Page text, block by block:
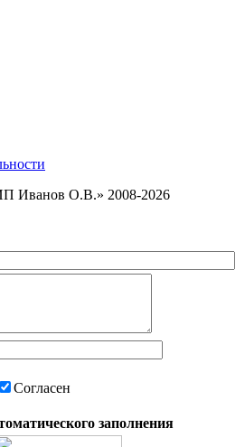
Иванов О.В.» 2008-2026
Согласен
заполнения